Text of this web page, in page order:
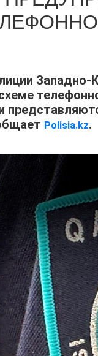
Западно-
Polisia.kz.